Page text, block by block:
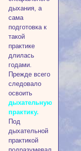
дыхания, а
сама
подготовка к
такой
практике
длилась
годами.
Прежде всего
следовало
освоить
дыхательную
практику.
Под
дыхательной
практикой